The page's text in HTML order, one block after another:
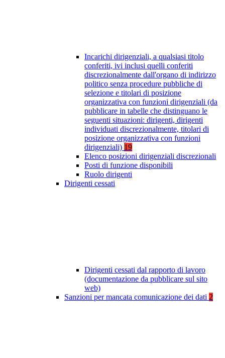
Incarichi dirigenziali, a qualsiasi titolo
conferiti, ivi inclusi quelli conferiti
discrezionalmente dall'organo di indirizzo
politico senza procedure pubbliche di
selezione e titolari di posizione
organizzativa con funzioni dirigenziali (da
pubblicare in tabelle che distinguano le
seguenti situazioni: dirigenti, dirigenti
individuati discrezionalmente, titolari di
posizione organizzativa con funzioni
dirigenziali) 19
Elenco posizioni dirigenziali discrezionali
Posti di funzione disponibili
Ruolo dirigenti
Dirigenti cessati
Dirigenti cessati dal rapporto di lavoro
(documentazione da pubblicare sul sito
web)
Sanzioni per mancata comunicazione dei dati 2